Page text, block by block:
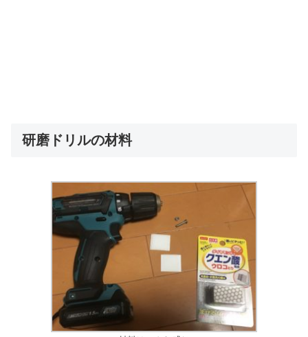
研磨ドリルの材料